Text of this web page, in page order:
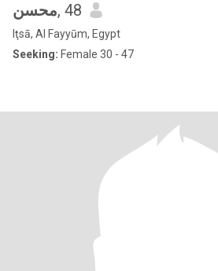
محسن, 48
Iţsā, Al Fayyūm, Egypt
Seeking: Female 30 - 47